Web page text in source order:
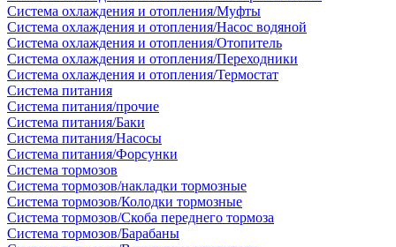
Система охлаждения и отопления/Муфты
Система охлаждения и отопления/Насос водяной
Система охлаждения и отопления/Отопитель
Система охлаждения и отопления/Переходники
Система охлаждения и отопления/Термостат
Система питания
Система питания/прочие
Система питания/Баки
Система питания/Насосы
Система питания/Форсунки
Система тормозов
Система тормозов/накладки тормозные
Система тормозов/Колодки тормозные
Система тормозов/Скоба переднего тормоза
Система тормозов/Барабаны